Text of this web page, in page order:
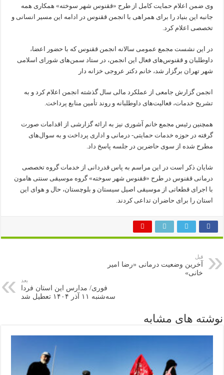
وی ضمن اعلام حمایت کامل از طرح «ققنوس شهر سوخته» همکاری همه
جانبه این بنیاد را برای همراهی با انجمن ققنوس در ادامه این مسیر انسانی و
تخصصی اعلام کرد.
در این نشست مجمع عمومی سالانه انجمن ققنوس که با حضور اعضا،
داوطلبان و ققنوس‌های فعال این انجمن، در ستاد سمن‌های شورای اسلامی
شهر تهران برگزار شد، خانم دکتر عروجی خزانه دار
انجمن گزارش جامعی از عملکرد مالی سال گذشته انجمن اعلام کرد و به
تشریح خدمات، فعالیت‌های داوطلبانه و روند تأمین منابع پرداخت.
همچنین رئیس مجمع خانم آشوری نیز به ارائه گزارشی از اقدامات صورت
گرفته در حوزه خدمات حمایتی- درمانی و اداری پرداخت و به سوال‌های
مطرح شده از سوی حاضرین در جلسه پاسخ داد.
شایان ذکر است در این مراسم به پاس قدردانی از خدمات گروه تخصصی
درمانی ققنوس در طرح «ققنوس شهر سوخته» گروه موسیقی سنتی هامون
با اجرای قطعاتی از موسیقی اصیل سیستان و بلوچستان، حال و هوای این
استان را برای حاضران تداعی کردند.
قبل
آخرین وضعیت درمانی «رضا امیر
خانی»
بعد
فوری/ مدارس این استان فردا
سه‌شنبه ۱۱ آذر ۱۴۰۴ تعطیل شد
نوشته های مشابه